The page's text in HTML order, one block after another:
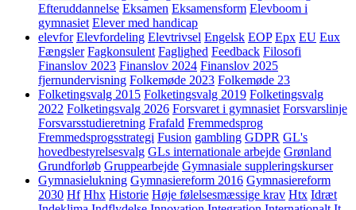
Efteruddannelse Eksamen Eksamensform Elevboom i
gymnasiet Elever med handicap
elevfor Elevfordeling Elevtrivsel Engelsk EOP Epx EU Eux
Fængsler Fagkonsulent Faglighed Feedback Filosofi
Finanslov 2023 Finanslov 2024 Finanslov 2025
fjernundervisning Folkemøde 2023 Folkemøde 23
Folketingsvalg 2015 Folketingsvalg 2019 Folketingsvalg
2022 Folketingsvalg 2026 Forsvaret i gymnasiet Forsvarslinje
Forsvarsstudieretning Frafald Fremmedsprog
Fremmedsprogsstrategi Fusion gambling GDPR GL's
hovedbestyrelsesvalg GLs internationale arbejde Grønland
Grundforløb Gruppearbejde Gymnasiale suppleringskurser
Gymnasielukning Gymnasiereform 2016 Gymnasiereform
2030 Hf Hhx Historie Høje følelsesmæssige krav Htx Idræt